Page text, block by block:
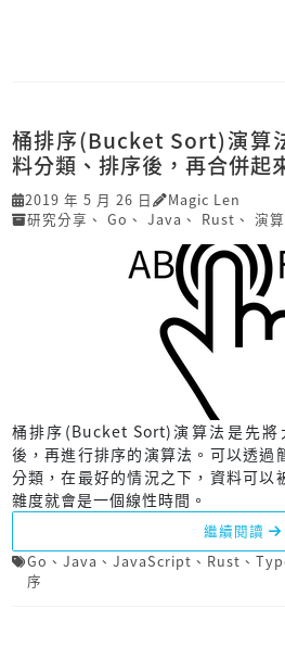
桶排序(Bucket Sort)演算
料分類、排序後，再合併起
2019 年 5 月 26 日
Magic Len
研究分享 、 Go 、 Java 、 Rust 、 演
桶排序(Bucket Sort)演算法是先將
後，再進行排序的演算法。可以透過
分類，在最好的情況之下，資料可以
雜度就會是一個線性時間。
繼續閱讀
Go 、 Java 、 JavaScript 、 Rust 、
序